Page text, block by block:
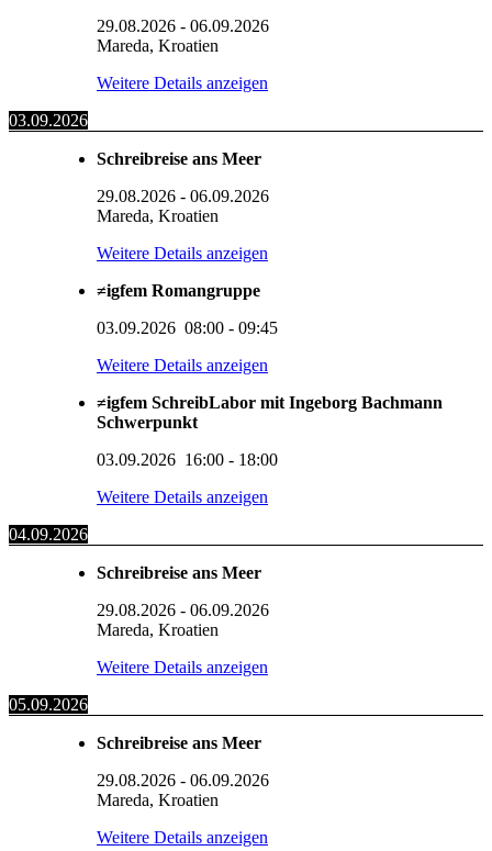
29.08.2026 - 06.09.2026
Mareda, Kroatien
Weitere Details anzeigen
03.09.2026
Schreibreise ans Meer
29.08.2026 - 06.09.2026
Mareda, Kroatien
Weitere Details anzeigen
≠igfem Romangruppe
03.09.2026 08:00 - 09:45
Weitere Details anzeigen
≠igfem SchreibLabor mit Ingeborg Bachmann
Schwerpunkt
03.09.2026 16:00 - 18:00
Weitere Details anzeigen
04.09.2026
Schreibreise ans Meer
29.08.2026 - 06.09.2026
Mareda, Kroatien
Weitere Details anzeigen
05.09.2026
Schreibreise ans Meer
29.08.2026 - 06.09.2026
Mareda, Kroatien
Weitere Details anzeigen